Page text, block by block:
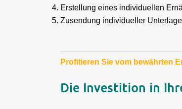
Erstellung eines individuellen
Zusendung individueller
Profitieren Sie vom bewährten
Die Investition in